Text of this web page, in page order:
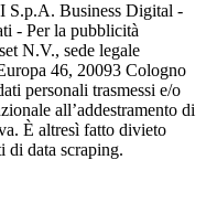
S.p.A. Business Digital -
- Per la pubblicità
N.V., sede legale
46, 20093 Cologno
personali trasmessi e/o
all’addestramento di
È altresì fatto divieto
di data scraping.